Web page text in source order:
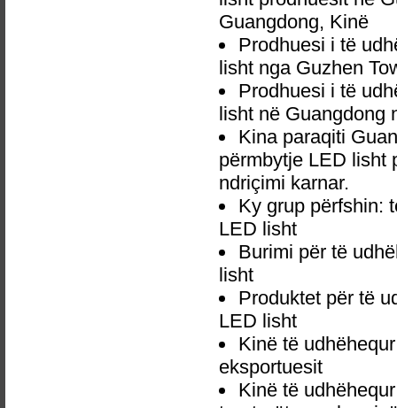
Guangdong, Kinë
Prodhuesi i të
lisht nga Guzhen
Prodhuesi i të
lisht në Guangdong
Kina paraqiti
përmbytje LED lisht
ndriçimi karnar.
Ky grup përfshin:
LED lisht
Burimi për të
lisht
Produktet për të
LED lisht
Kinë të
eksportuesit
Kinë të